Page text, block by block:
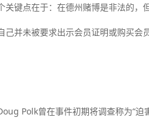
键点在于：在德州赌博是非法的，
己并未被要求出示会员证明或购买
Polk曾在事件初期将调查称为“